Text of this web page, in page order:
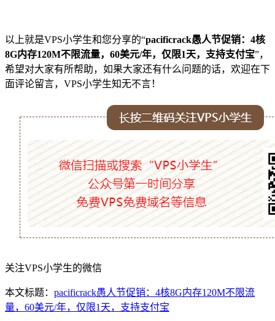
以上就是VPS小学生和您分享的“pacificrack愚人节促销：4核
8G内存120M不限流量，60美元/年，仅限1天，支持支付宝”，
希望对大家有所帮助，如果大家还有什么问题的话，欢迎在下
面评论留言，VPS小学生知无不言！
关注VPS小学生的微信
本文标题： pacificrack愚人节促销：4核8G内存120M不限流
量，60美元/年，仅限1天，支持支付宝